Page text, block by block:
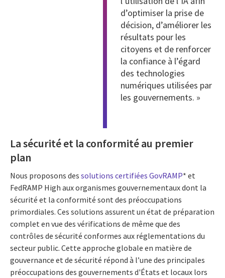
d’optimiser la prise de
décision, d’améliorer les
résultats pour les
citoyens et de renforcer
la confiance à l’égard
des technologies
numériques utilisées par
les gouvernements. »
La sécurité et la conformité au premier
plan
Nous proposons des solutions certifiées GovRAMP* et
FedRAMP High aux organismes gouvernementaux dont la
sécurité et la conformité sont des préoccupations
primordiales. Ces solutions assurent un état de préparation
complet en vue des vérifications de même que des
contrôles de sécurité conformes aux réglementations du
secteur public. Cette approche globale en matière de
gouvernance et de sécurité répond à l’une des principales
préoccupations des gouvernements d'États et locaux lors